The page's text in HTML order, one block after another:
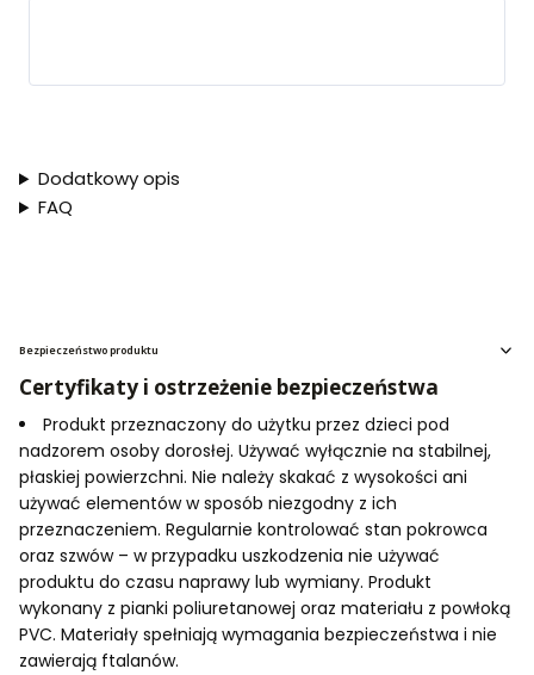
Dodatkowy opis
FAQ
Bezpieczeństwo produktu
Certyfikaty i ostrzeżenie bezpieczeństwa
Produkt przeznaczony do użytku przez dzieci pod
nadzorem osoby dorosłej. Używać wyłącznie na stabilnej,
płaskiej powierzchni. Nie należy skakać z wysokości ani
używać elementów w sposób niezgodny z ich
przeznaczeniem. Regularnie kontrolować stan pokrowca
oraz szwów – w przypadku uszkodzenia nie używać
produktu do czasu naprawy lub wymiany. Produkt
wykonany z pianki poliuretanowej oraz materiału z powłoką
PVC. Materiały spełniają wymagania bezpieczeństwa i nie
zawierają ftalanów.